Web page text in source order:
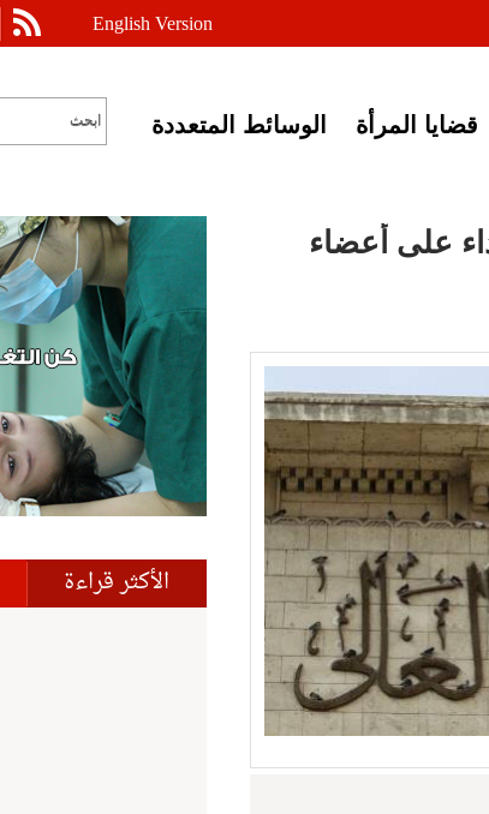
English Version
قضايا المرأة
الوسائط المتعددة
على أعضاء
الأكثر قراءة